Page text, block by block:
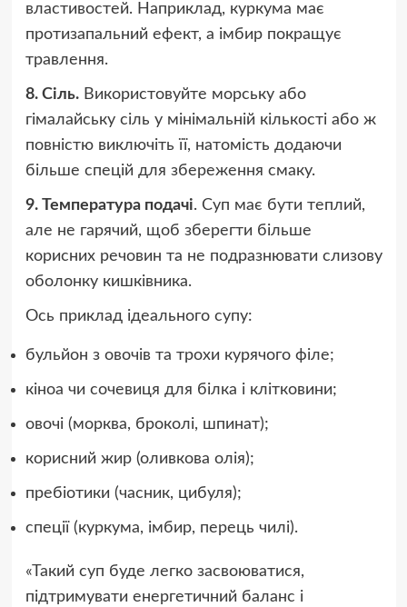
властивостей. Наприклад, куркума має
протизапальний ефект, а імбир покращує
травлення.
8. Сіль.Використовуйте морську або
гімалайську сіль у мінімальній кількості або ж
повністю виключіть її, натомість додаючи
більше спецій для збереження смаку.
9. Температура подачі. Суп має бути теплий,
але не гарячий, щоб зберегти більше
корисних речовин та не подразнювати слизову
оболонку кишківника.
Ось приклад ідеального супу:
бульйон з овочів та трохи курячого філе;
кіноа чи сочевиця для білка і клітковини;
овочі (морква, броколі, шпинат);
корисний жир (оливкова олія);
пребіотики (часник, цибуля);
спеції (куркума, імбир, перець чилі).
«Такий суп буде легко засвоюватися,
підтримувати енергетичний баланс і